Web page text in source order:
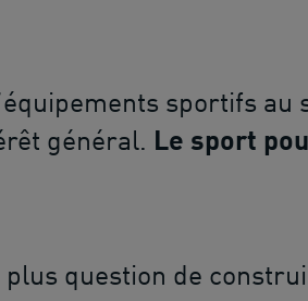
sportifs
général. Le sport
plus question de